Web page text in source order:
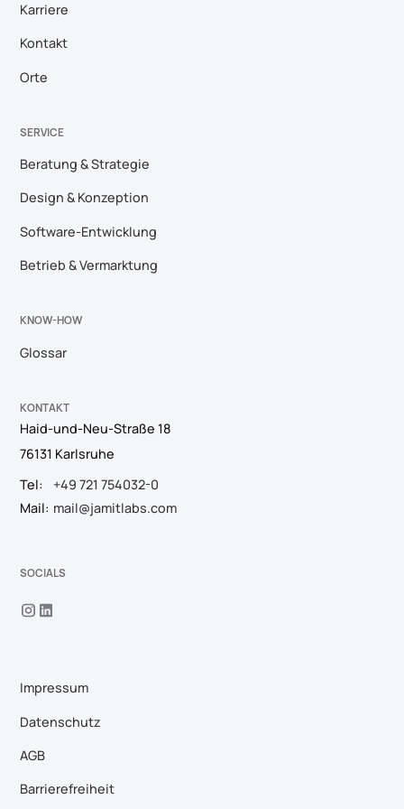
Karriere
Kontakt
Orte
SERVICE
Beratung & Strategie
Design & Konzeption
Software-Entwicklung
Betrieb & Vermarktung
KNOW-HOW
Glossar
KONTAKT
Haid-und-Neu-Straße 18
76131 Karlsruhe
Tel:
+49 721 754032-0
Mail: mail@jamitlabs.com
SOCIALS
Impressum
Datenschutz
AGB
Barrierefreiheit